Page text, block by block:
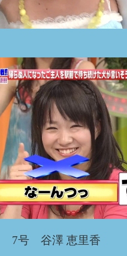
7号 谷澤 恵里香